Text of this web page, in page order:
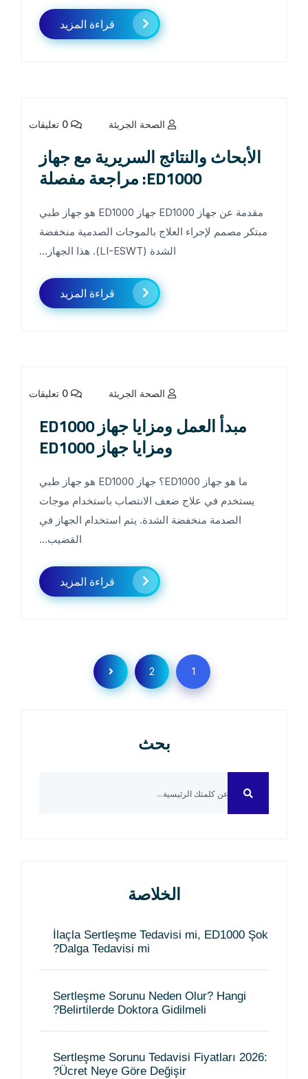
قراءة المزيد
الصحة الجريئة
الأبحاث والنتائج السريرية مع جهاز
ED1000: مراجعة مفصلة
مقدمة عن جهاز ED1000 جهاز ED1000 هو جهاز طبي
مبتكر مصمم لإجراء العلاج بالموجات الصدمية منخفضة
الشدة (LI-ESWT). هذا الجهاز...
قراءة المزيد
الصحة الجريئة
مبدأ العمل ومزايا جهاز ED1000
ومزايا جهاز ED1000
ما هو جهاز ED1000؟ جهاز ED1000 هو جهاز طبي
يستخدم في علاج ضعف الانتصاب باستخدام موجات
الصدمة منخفضة الشدة. يتم استخدام الجهاز في
القضيب...
قراءة المزيد
بحث
الخلاصة
İlaçla Sertleşme Tedavisi mi, ED1000 Şok
Dalga Tedavisi mi?
Sertleşme Sorunu Neden Olur? Hangi
Belirtilerde Doktora Gidilmeli?
Sertleşme Sorunu Tedavisi Fiyatları 2026:
Ücret Neye Göre Değişir?